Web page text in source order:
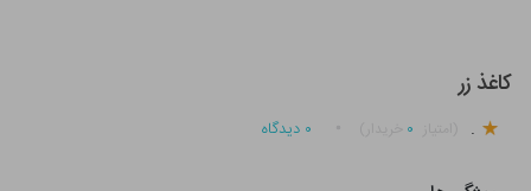
کاغذ زر
. ۰ ۰ دیدگاه